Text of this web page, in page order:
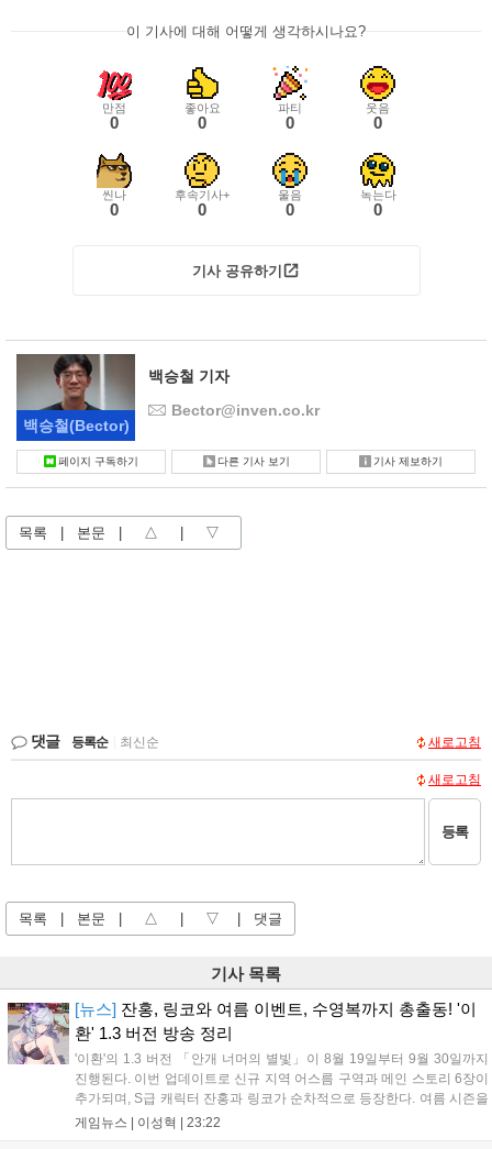
이 기사에 대해 어떻게 생각하시나요?
만점
0
좋아요
0
파티
0
웃음
0
씬나
0
후속기사+
0
울음
0
녹는다
0
기사 공유하기
백승철(Bector)
백승철 기자
Bector@inven.co.kr
페이지 구독하기 다른 기사 보기 기사 제보하기
목록 본문 △ ▽
댓글 등록순 최신순 새로고침
새로고침
등록
목록 본문 △ ▽ 댓글
기사 목록
[뉴스] 잔홍, 링코와 여름 이벤트, 수영복까지 총출동! '이
환' 1.3 버전 방송 정리
'이환'의 1.3 버전 「안개 너머의 별빛」이 8월 19일부터 9월 30일까지
진행된다. 이번 업데이트로 신규 지역 어스름 구역과 메인 스토리 6장이
추가되며, S급 캐릭터 잔홍과 링코가 순차적으로 등장한다. 여름 시즌을
맞아 비치발리볼, 수상 오토바이 등 다채로운 이벤트가 열리고, 캐릭터
게임뉴스 | 이성혁 23:22